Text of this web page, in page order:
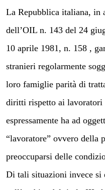
La Repubblica italiana, in
dell’OIL n. 143 del 24
10 aprile 1981, n. 158 ,
stranieri regolarmente
loro famiglie parità di
diritti rispetto ai lavoratori
espressamente ha ad
“lavoratore” ovvero della
preoccuparsi delle
Di tali situazioni invece si